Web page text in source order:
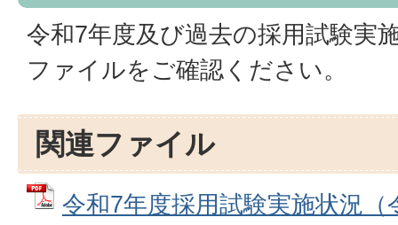
令和7年度及び過去の採用試験実
ファイルをご確認ください。
関連ファイル
令和7年度採用試験実施状況